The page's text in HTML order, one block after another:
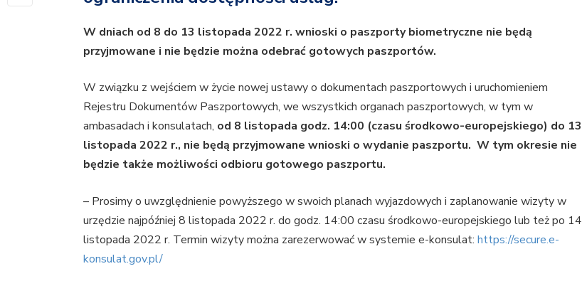
W dniach od 8 do 13 listopada 2022 r. wnioski o paszporty biometryczne nie będą
przyjmowane i nie będzie można odebrać gotowych paszportów.
W związku z wejściem w życie nowej ustawy o dokumentach paszportowych i uruchomieniem
Rejestru Dokumentów Paszportowych, we wszystkich organach paszportowych, w tym w
ambasadach i konsulatach, od 8 listopada godz. 14:00 (czasu środkowo-europejskiego) do 13
listopada 2022 r., nie będą przyjmowane wnioski o wydanie paszportu. W tym okresie nie
będzie także możliwości odbioru gotowego paszportu.
– Prosimy o uwzględnienie powyższego w swoich planach wyjazdowych i zaplanowanie wizyty w
urzędzie najpóźniej 8 listopada 2022 r. do godz. 14:00 czasu środkowo-europejskiego lub też po 14
listopada 2022 r. Termin wizyty można zarezerwować w systemie e-konsulat:https://secure.e-
konsulat.gov.pl/